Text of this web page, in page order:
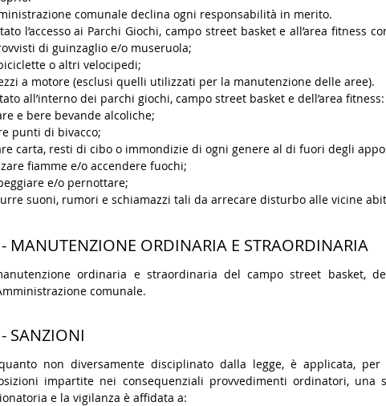
comunale declina ogni responsabilità in merito.
l’accesso ai Parchi Giochi, campo street basket e all’area
di guinzaglio e/o museruola;
o altri velocipedi;
a motore (esclusi quelli utilizzati per la manutenzione delle aree).
all’interno dei parchi giochi, campo street basket e dell’area fitness:
e bere bevande alcoliche;
punti di bivacco;
carta, resti di cibo o immondizie di ogni genere al di fuori degli
fiamme e/o accendere fuochi;
e/o pernottare;
suoni, rumori e schiamazzi tali da arrecare disturbo alle vicine
MANUTENZIONE ORDINARIA E STRAORDINARIA
ordinaria e straordinaria del campo street basket,
comunale.
SANZIONI
non diversamente disciplinato dalla legge, è applicata,
impartite nei consequenziali provvedimenti ordinatori, una
e la vigilanza è affidata a: